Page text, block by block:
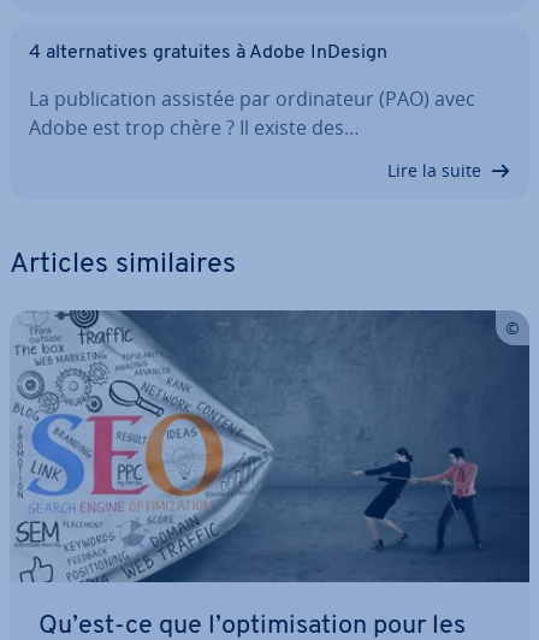
4 al­ter­na­tives gratuites à Adobe InDesign
La pu­bli­ca­tion assistée par or­di­na­teur (PAO) avec
Adobe est trop chère ? Il existe des…
Lire la suite
Articles si­mi­laires
Qu’est-ce que l’op­ti­mi­sa­tion pour les